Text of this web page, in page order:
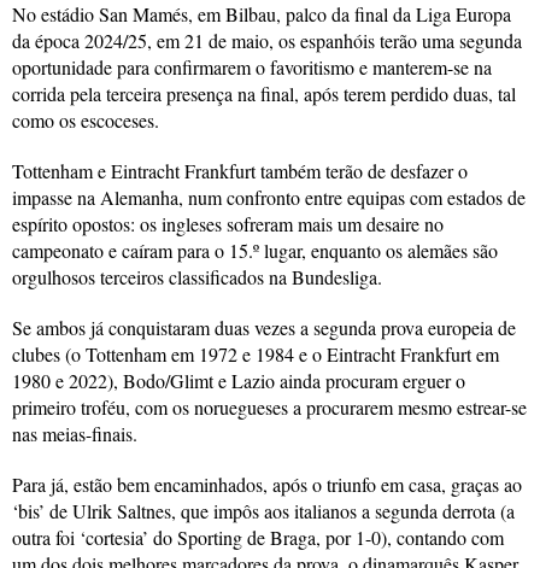
No estádio San Mamés, em Bilbau, palco da final da Liga Europa
da época 2024/25, em 21 de maio, os espanhóis terão uma segunda
oportunidade para confirmarem o favoritismo e manterem-se na
corrida pela terceira presença na final, após terem perdido duas, tal
como os escoceses.
Tottenham e Eintracht Frankfurt também terão de desfazer o
impasse na Alemanha, num confronto entre equipas com estados de
espírito opostos: os ingleses sofreram mais um desaire no
campeonato e caíram para o 15.º lugar, enquanto os alemães são
orgulhosos terceiros classificados na Bundesliga.
Se ambos já conquistaram duas vezes a segunda prova europeia de
clubes (o Tottenham em 1972 e 1984 e o Eintracht Frankfurt em
1980 e 2022), Bodo/Glimt e Lazio ainda procuram erguer o
primeiro troféu, com os noruegueses a procurarem mesmo estrear-se
nas meias-finais.
Para já, estão bem encaminhados, após o triunfo em casa, graças ao
‘bis’ de Ulrik Saltnes, que impôs aos italianos a segunda derrota (a
outra foi ‘cortesia’ do Sporting de Braga, por 1-0), contando com